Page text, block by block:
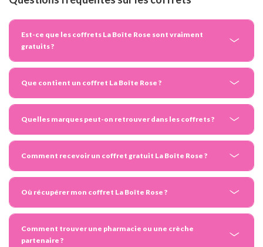
Est-ce que les coffrets La Boîte Rose sont vraiment
gratuits ?
Que contient un coffret La Boîte Rose ?
Quelles marques peut-on retrouver dans les coffrets ?
Comment recevoir un coffret gratuit La Boîte Rose ?
Où récupérer mon coffret La Boîte Rose ?
Comment trouver une pharmacie ou une crèche
partenaire ?